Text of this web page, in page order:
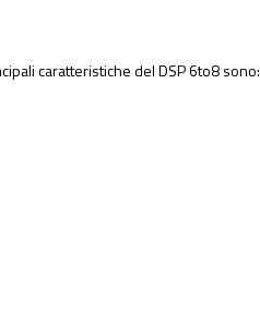
caratteristiche del DSP 6to8 sono: